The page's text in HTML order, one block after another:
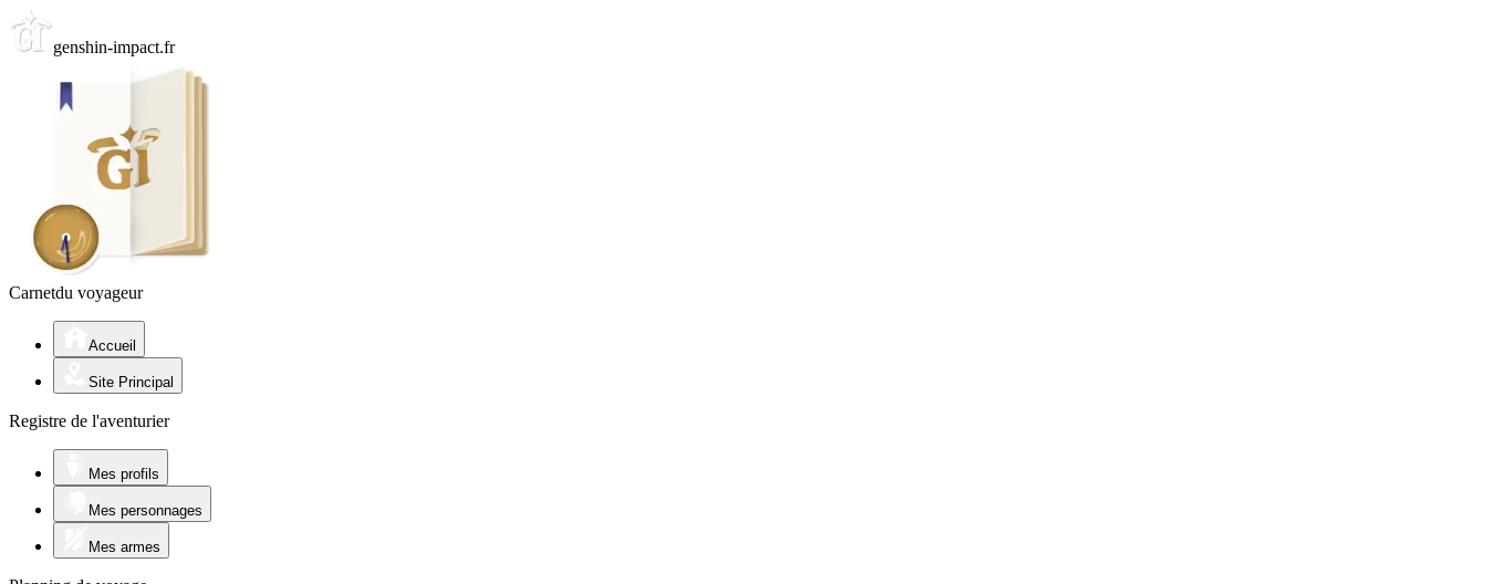
genshin-impact.fr
Carnetdu voyageur
Accueil
Site Principal
Registre de l'aventurier
Mes profils
Mes personnages
Mes armes